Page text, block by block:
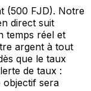
(500 FJD). Notre
direct suit
temps réel et
argent à tout
que le taux
de taux :
sera